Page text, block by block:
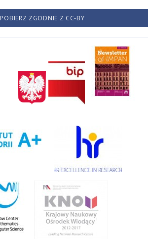
POBIERZ ZGODNIE Z CC-BY